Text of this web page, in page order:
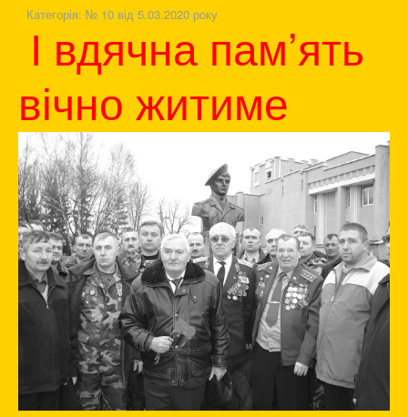
Категорія: № 10 від 5.03.2020 року
І вдячна пам’ять
вічно житиме